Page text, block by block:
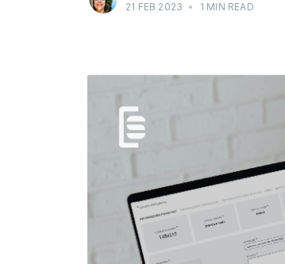
21 FEB 2023 • 1 MIN READ